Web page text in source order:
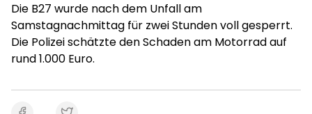
Die B27 wurde nach dem Unfall am
Samstagnachmittag für zwei Stunden voll gesperrt.
Die Polizei schätzte den Schaden am Motorrad auf
rund 1.000 Euro.